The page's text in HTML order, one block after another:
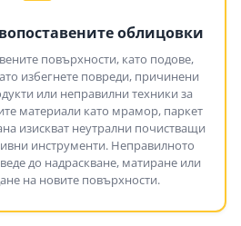
облицовки
повърхности, като подове,
избегнете повреди, причинени
или неправилни техники за
материали като мрамор, паркет
изискват неутрални почистващи
инструменти. Неправилното
до надраскване, матиране или
на новите повърхности.